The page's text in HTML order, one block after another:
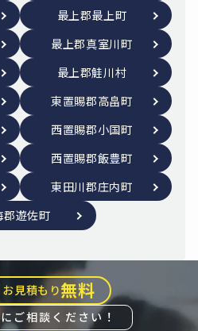
最上郡最上町
最上郡真室川町
最上郡鮭川村
東置賜郡高畠町
西置賜郡小国町
西置賜郡飯豊町
東田川郡庄内町
郡遊佐町
見積もり無料
ご相談ください！